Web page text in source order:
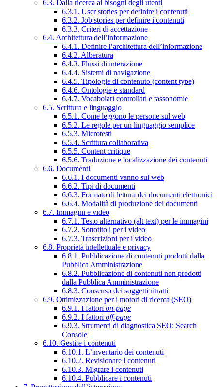
6.3. Dalla ricerca ai bisogni degli utenti
6.3.1. User stories per definire i contenuti
6.3.2. Job stories per definire i contenuti
6.3.3. Criteri di accettazione
6.4. Architettura dell’informazione
6.4.1. Definire l’architettura dell’informazione
6.4.2. Alberatura
6.4.3. Flussi di interazione
6.4.4. Sistemi di navigazione
6.4.5. Tipologie di contenuto (content type)
6.4.6. Ontologie e standard
6.4.7. Vocabolari controllati e tassonomie
6.5. Scrittura e linguaggio
6.5.1. Come leggono le persone sul web
6.5.2. Le regole per un linguaggio semplice
6.5.3. Microtesti
6.5.4. Scrittura collaborativa
6.5.5. Content critique
6.5.6. Traduzione e localizzazione dei contenuti
6.6. Documenti
6.6.1. I documenti vanno sul web
6.6.2. Tipi di documenti
6.6.3. Formato di lettura dei documenti elettronici
6.6.4. Modalità di produzione dei documenti
6.7. Immagini e video
6.7.1. Testo alternativo (alt text) per le immagini
6.7.2. Sottotitoli per i video
6.7.3. Trascrizioni per i video
6.8. Proprietà intellettuale e privacy
6.8.1. Pubblicazione di contenuti prodotti dalla
Pubblica Amministrazione
6.8.2. Pubblicazione di contenuti non prodotti
dalla Pubblica Amministrazione
6.8.3. Consenso dei soggetti ritratti
6.9. Ottimizzazione per i motori di ricerca (SEO)
6.9.1. I fattori on-page
6.9.2. I fattori off-page
6.9.3. Strumenti di diagnostica SEO: Search
Console
6.10. Gestire i contenuti
6.10.1. L’inventario dei contenuti
6.10.2. Revisionare i contenuti
6.10.3. Migrare i contenuti
6.10.4. Pubblicare i contenuti